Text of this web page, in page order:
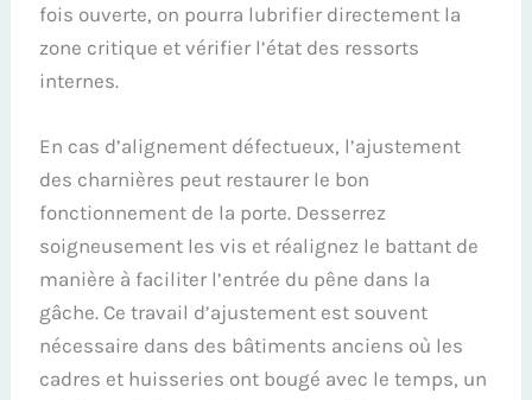
fois ouverte, on pourra lubrifier directement la
zone critique et vérifier l’état des ressorts
internes.
En cas d’alignement défectueux, l’ajustement
des charnières peut restaurer le bon
fonctionnement de la porte. Desserrez
soigneusement les vis et réalignez le battant de
manière à faciliter l’entrée du pêne dans la
gâche. Ce travail d’ajustement est souvent
nécessaire dans des bâtiments anciens où les
cadres et huisseries ont bougé avec le temps, un